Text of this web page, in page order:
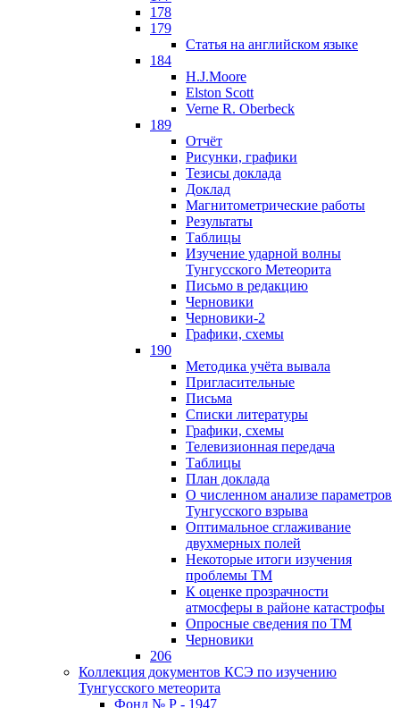
178
179
Статья на английском языке
184
H.J.Moore
Elston Scott
Verne R. Oberbeck
189
Отчёт
Рисунки, графики
Тезисы доклада
Доклад
Магнитометрические работы
Результаты
Таблицы
Изучение ударной волны
Тунгусского Метеорита
Письмо в редакцию
Черновики
Черновики-2
Графики, схемы
190
Методика учёта вывала
Пригласительные
Письма
Списки литературы
Графики, схемы
Телевизионная передача
Таблицы
План доклада
О численном анализе параметров
Тунгусского взрыва
Оптимальное сглаживание
двухмерных полей
Некоторые итоги изучения
проблемы ТМ
К оценке прозрачности
атмосферы в районе катастрофы
Опросные сведения по ТМ
Черновики
206
Коллекция документов КСЭ по изучению
Тунгусского метеорита
Фонд № Р - 1947